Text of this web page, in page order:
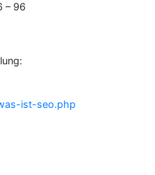
– 96
ist-seo.php